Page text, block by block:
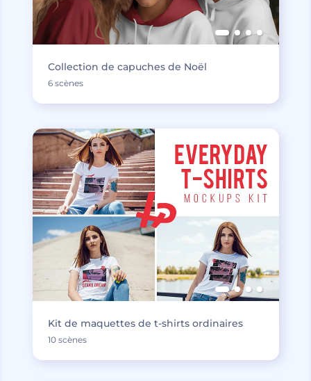
Collection de capuches de Noël
6 scènes
Kit de maquettes de t-shirts ordinaires
10 scènes